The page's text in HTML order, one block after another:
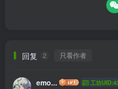
回复 2 只看作者
emo... 工坊